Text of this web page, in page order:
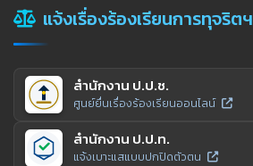
แจ้งเรื่องร้องเรียนการทุจริตฯ
สำนักงาน ป.ป.ช.
ศูนย์ยื่นเรื่องร้องเรียนออนไลน์
สำนักงาน ป.ป.ท.
แจ้งเบาะแสแบบปกปิดตัวตน